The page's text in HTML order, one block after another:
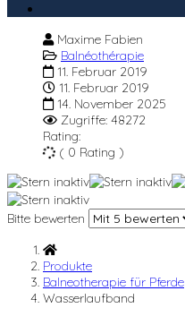
Maxime Fabien
Balnéothérapie
11. Februar 2019
11. Februar 2019
14. November 2025
Zugriffe: 48272
Rating:
( 0 Rating )
Bitte bewerten
Produkte
Balneotherapie für Pferde
Wasserlaufband